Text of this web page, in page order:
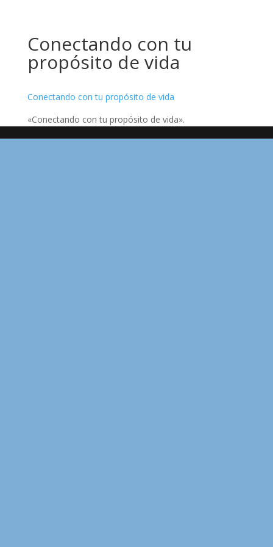
Conectando con tu
propósito de vida
Conectando con tu propósito de vida
«Conectando con tu propósito de vida».